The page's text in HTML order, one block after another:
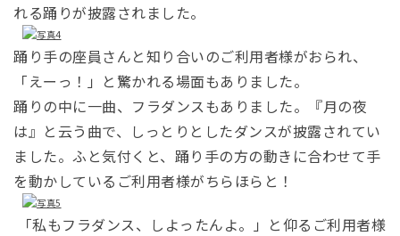
れる踊りが披露されました。
踊り手の座員さんと知り合いのご利用者様がおられ、
「えーっ！」と驚かれる場面もありました。
踊りの中に一曲、フラダンスもありました。『月の夜
は』と云う曲で、しっとりとしたダンスが披露されてい
ました。ふと気付くと、踊り手の方の動きに合わせて手
を動かしているご利用者様がちらほらと！
「私もフラダンス、しよったんよ。」と仰るご利用者様